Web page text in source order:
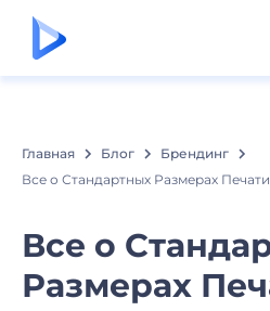
Главная Блог
Брендинг
Все о Стандартных Размерах Печати
Все о
Размерах